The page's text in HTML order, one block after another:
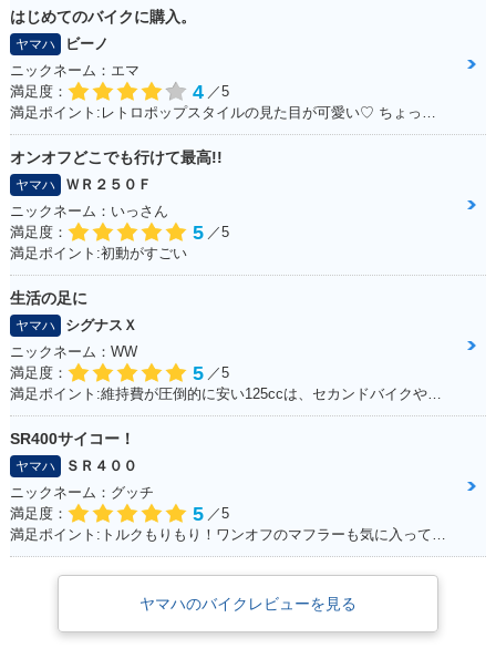
はじめてのバイクに購入。
ヤマハ
ビーノ
ニックネーム：エマ
満足度：
4 ／5
満足ポイント:レトロポップスタイルの見た目が可愛い♡ ちょっとしたお買いものに行くときに便利！
オンオフどこでも行けて最高!!
ヤマハ
ＷＲ２５０Ｆ
ニックネーム：いっさん
満足度：
5 ／5
満足ポイント:初動がすごい
生活の足に
ヤマハ
シグナスＸ
ニックネーム：WW
満足度：
5 ／5
満足ポイント:維持費が圧倒的に安い125ccは、セカンドバイクや通勤用としてオススメ。125ccスクーターの中でも、シグナスXの走行性能は力強く、普段の街乗りでは、力不足を感じる事はあまりない。 メットインも半ヘル2つなら余裕で入るので、収納性も抜群。
SR400サイコー！
ヤマハ
ＳＲ４００
ニックネーム：グッチ
満足度：
5 ／5
満足ポイント:トルクもりもり！ワンオフのマフラーも気に入ってます！
ヤマハのバイクレビューを見る